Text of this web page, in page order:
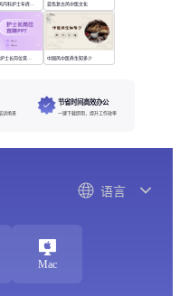
蓝白色简约风内科护士年终述职 蓝色复古风中医文化
紫色3D风格护士长岗位竞聘PPT 中国风中医养生知多少
训场景
节省时间高效办公
一键下载即用，提升工作效率
语言
Mac